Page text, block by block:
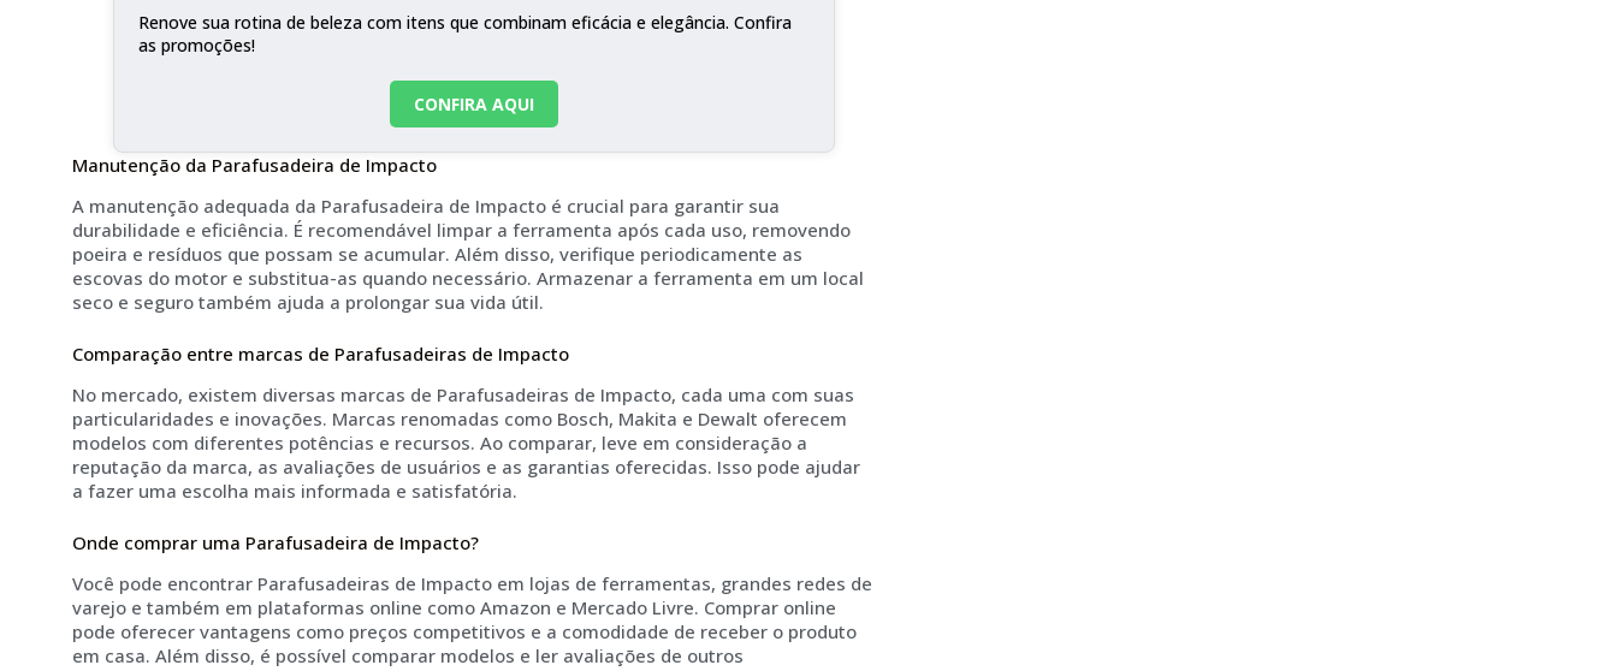
Renove sua rotina de beleza com itens que combinam eficácia e elegância. Confira
as promoções!
CONFIRA AQUI
Manutenção da Parafusadeira de Impacto
A manutenção adequada da Parafusadeira de Impacto é crucial para garantir sua
durabilidade e eficiência. É recomendável limpar a ferramenta após cada uso, removendo
poeira e resíduos que possam se acumular. Além disso, verifique periodicamente as
escovas do motor e substitua-as quando necessário. Armazenar a ferramenta em um local
seco e seguro também ajuda a prolongar sua vida útil.
Comparação entre marcas de Parafusadeiras de Impacto
No mercado, existem diversas marcas de Parafusadeiras de Impacto, cada uma com suas
particularidades e inovações. Marcas renomadas como Bosch, Makita e Dewalt oferecem
modelos com diferentes potências e recursos. Ao comparar, leve em consideração a
reputação da marca, as avaliações de usuários e as garantias oferecidas. Isso pode ajudar
a fazer uma escolha mais informada e satisfatória.
Onde comprar uma Parafusadeira de Impacto?
Você pode encontrar Parafusadeiras de Impacto em lojas de ferramentas, grandes redes de
varejo e também em plataformas online como Amazon e Mercado Livre. Comprar online
pode oferecer vantagens como preços competitivos e a comodidade de receber o produto
em casa. Além disso, é possível comparar modelos e ler avaliações de outros